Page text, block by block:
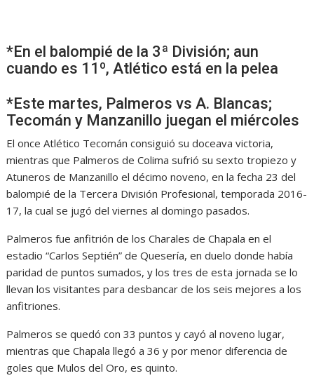
*En el balompié de la 3ª División; aun
cuando es 11º, Atlético está en la pelea
*Este martes, Palmeros vs A. Blancas;
Tecomán y Manzanillo juegan el miércoles
El once Atlético Tecomán consiguió su doceava victoria,
mientras que Palmeros de Colima sufrió su sexto tropiezo y
Atuneros de Manzanillo el décimo noveno, en la fecha 23 del
balompié de la Tercera División Profesional, temporada 2016-
17, la cual se jugó del viernes al domingo pasados.
Palmeros fue anfitrión de los Charales de Chapala en el
estadio “Carlos Septién” de Quesería, en duelo donde había
paridad de puntos sumados, y los tres de esta jornada se lo
llevan los visitantes para desbancar de los seis mejores a los
anfitriones.
Palmeros se quedó con 33 puntos y cayó al noveno lugar,
mientras que Chapala llegó a 36 y por menor diferencia de
goles que Mulos del Oro, es quinto.